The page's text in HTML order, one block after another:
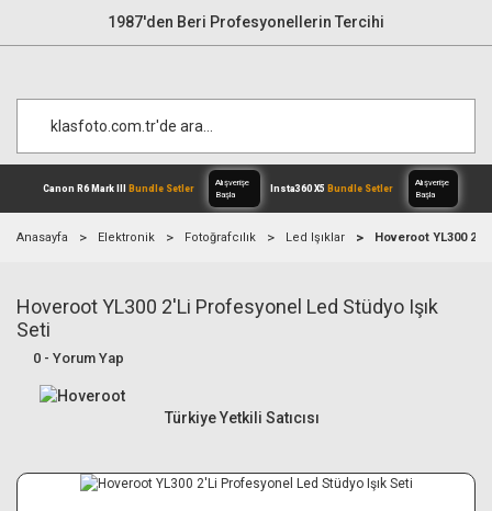
1987'den Beri Profesyonellerin Tercihi
Canon R6 Mark III Bundle Setler
Alışverişe
Anasayfa Elektronik Fotoğrafcılık Led Işıklar Hoveroot YL300
Hoveroot YL300 2'Li Profesyonel Led Stüdyo Işık
Seti
0 - Yorum Yap
Türkiye Yetkili Satıcısı